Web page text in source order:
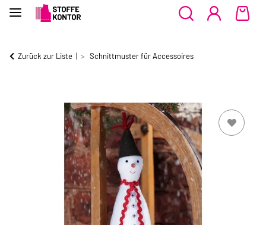
Zurück zur Liste Schnittmuster für Accessoires